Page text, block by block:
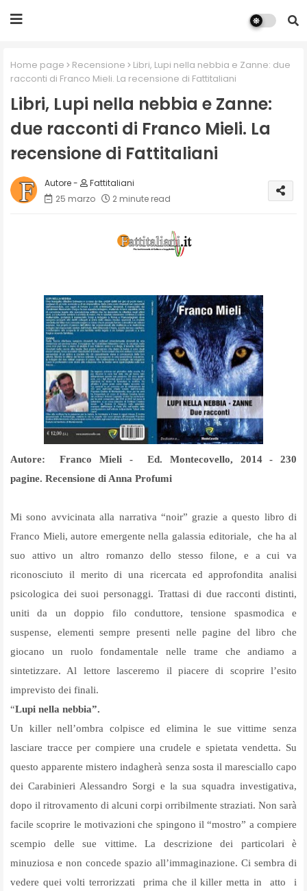
Home page Recensione
Libri, Lupi nella nebbia e Zanne: due
racconti di Franco Mieli. La recensione di Fattitaliani
Libri, Lupi nella nebbia e Zanne:
due racconti di Franco Mieli. La
recensione di Fattitaliani
Fattitaliani
25 marzo
2 minute read
Autore: Franco Mieli - Ed. Montecovello, 2014 - 230
pagine. Recensione di Anna Profumi
Mi sono avvicinata alla narrativa “noir” grazie a questo libro di
Franco Mieli, autore emergente nella galassia editoriale,
che ha al
suo attivo un altro romanzo dello stesso filone, e a cui va
riconosciuto il merito di una ricercata ed approfondita analisi
psicologica dei suoi personaggi. Trattasi di due racconti distinti,
uniti da un doppio filo conduttore, tensione spasmodica e
suspense, elementi sempre presenti nelle pagine del libro che
giocano un ruolo fondamentale nelle trame che andiamo a
sintetizzare. Al lettore lasceremo il piacere di scoprire l’esito
imprevisto dei finali.
“Lupi nella nebbia”.
Un killer nell’ombra colpisce ed elimina le sue vittime senza
lasciare tracce per compiere una crudele e spietata vendetta. Su
questo apparente mistero indagherà senza sosta il maresciallo capo
dei Carabinieri Alessandro Sorgi e la sua squadra investigativa,
dopo il ritrovamento di alcuni corpi orribilmente straziati. Non sarà
facile scoprire le motivazioni che spingono il “mostro” a compiere
scempio delle sue vittime. La descrizione dei particolari è
minuziosa e non concede spazio all’immaginazione. Ci sembra di
vedere quei volti terrorizzati
prima che il killer metta in atto
i